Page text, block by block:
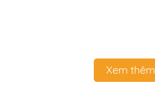
Xem thêm